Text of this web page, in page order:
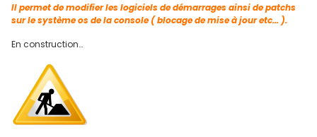
Il permet de modifier les logiciels de démarrages ainsi de patchs
sur le système os de la console ( blocage de mise à jour etc… ).
En construction…